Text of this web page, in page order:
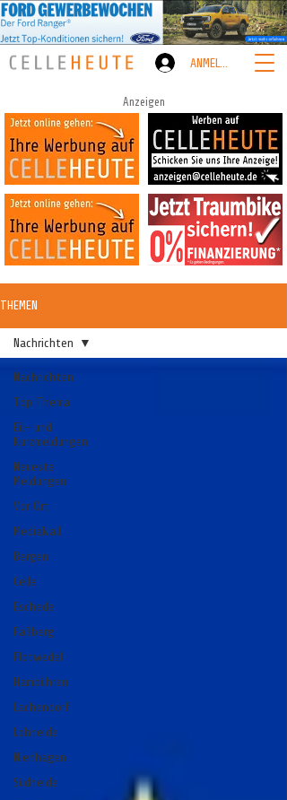
ANMELDEN
Anzeigen
THEMEN
Nachrichten
Top Thema
Eil- und
Kurzmeldungen
Neueste
Meldungen
Vor Ort
MediaWall
Bergen
Celle
Eschede
Faßberg
Flotwedel
Hambühren
Lachendorf
Lohheide
Nienhagen
Südheide
Nachrichten